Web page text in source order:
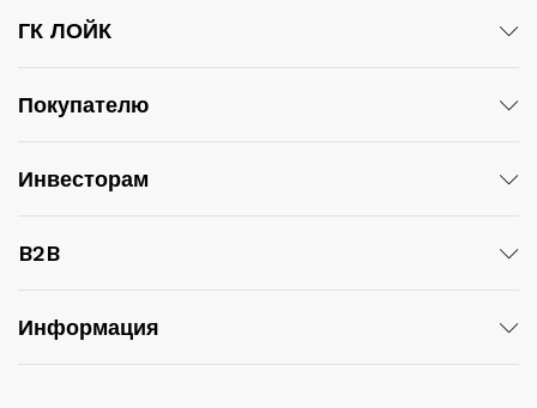
ГК ЛОЙК
Покупателю
Инвесторам
B2B
Информация